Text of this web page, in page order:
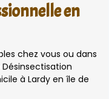
en
chez vous ou dans
à Lardy en île de